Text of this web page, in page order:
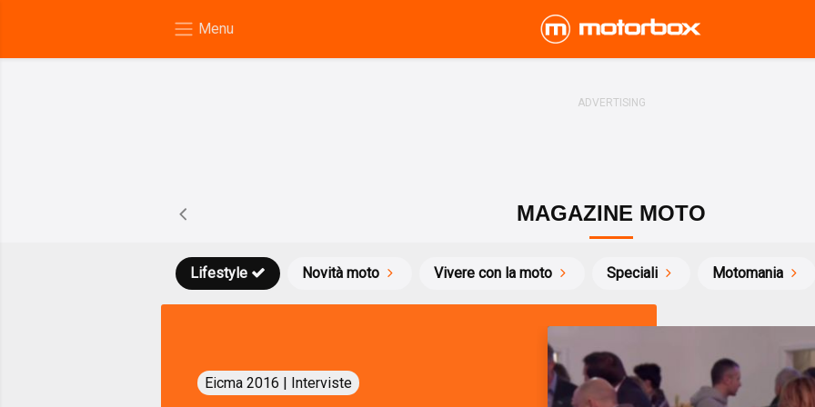
MAGAZINE MOTO
Novità moto Vivere con la moto
Lifestyle Speciali Motomania
Eicma 2016 | Interviste